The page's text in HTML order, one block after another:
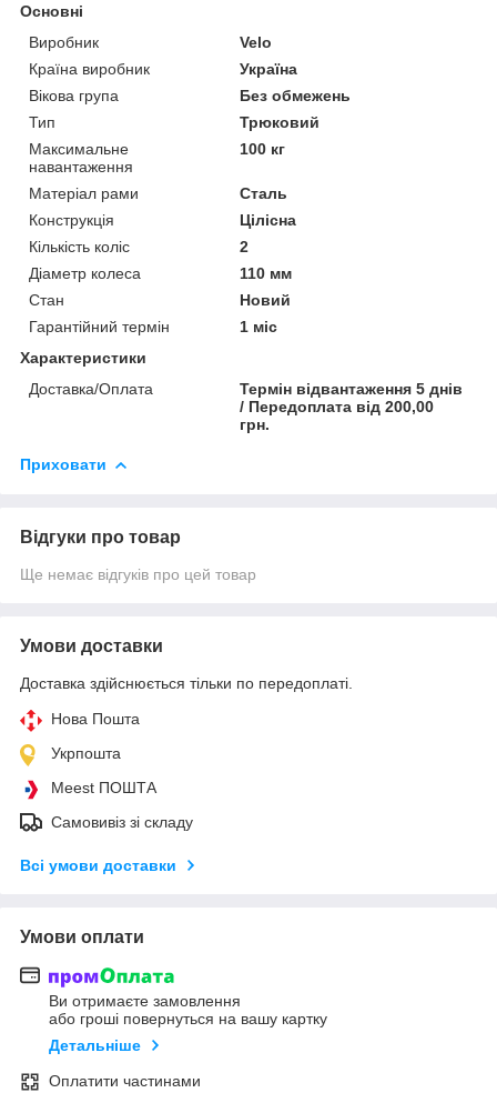
Основні
Виробник
Velo
Країна виробник
Україна
Вікова група
Без обмежень
Тип
Трюковий
Максимальне
навантаження
100 кг
Матеріал рами
Сталь
Конструкція
Цілісна
Кількість коліс
2
Діаметр колеса
110 мм
Стан
Новий
Гарантійний термін
1 міс
Характеристики
Доставка/Оплата
Термін відвантаження 5 днів
/ Передоплата від 200,00
грн.
Приховати
Відгуки про товар
Ще немає відгуків про цей товар
Умови доставки
Доставка здійснюється тільки по передоплаті.
Нова Пошта
Укрпошта
Meest ПОШТА
Самовивіз зі складу
Всі умови доставки
Умови оплати
Ви отримаєте замовлення
або гроші повернуться на вашу картку
Детальніше
Оплатити частинами